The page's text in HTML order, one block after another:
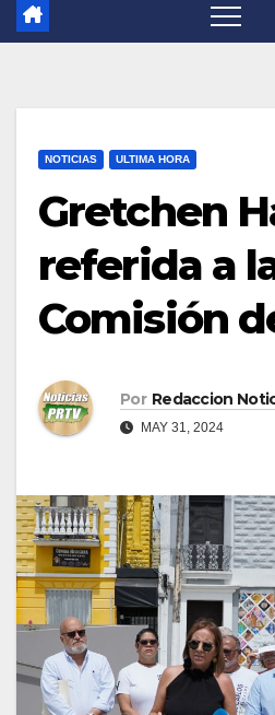
NOTICIAS ULTIMA HORA
Gretchen
referida a
Comisión
Por Redaccion
MAY 31, 2024